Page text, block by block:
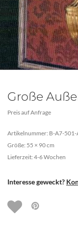
Große
Preis auf Anfrage
Artikelnummer: B-A7-501-
Größe: 55 × 90 cm
Lieferzeit: 4-6 Wochen
Interesse geweckt?